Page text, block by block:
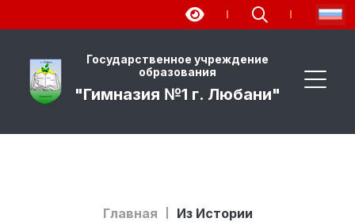
Государственное учреждение
образования
"Гимназия №1 г. Любани"
Главная Из Истории